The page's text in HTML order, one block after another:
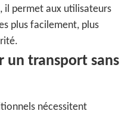
il permet aux utilisateurs
plus facilement, plus
un transport sans
nécessitent